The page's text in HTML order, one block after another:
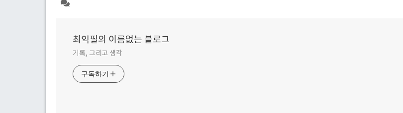
최익필의 이름없는 블로그
기록, 그리고 생각
구독하기